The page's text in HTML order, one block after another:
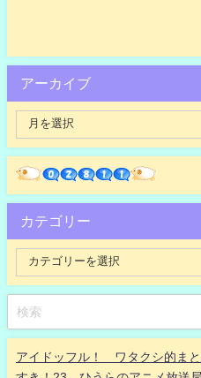
アーカイブ
カテゴリー
アイドッフル！ ワタクシ的ま